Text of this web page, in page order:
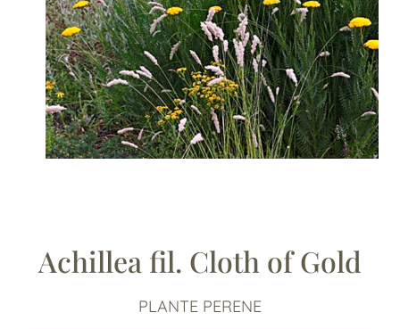
Achillea fil. Cloth of Gold
PLANTE PERENE